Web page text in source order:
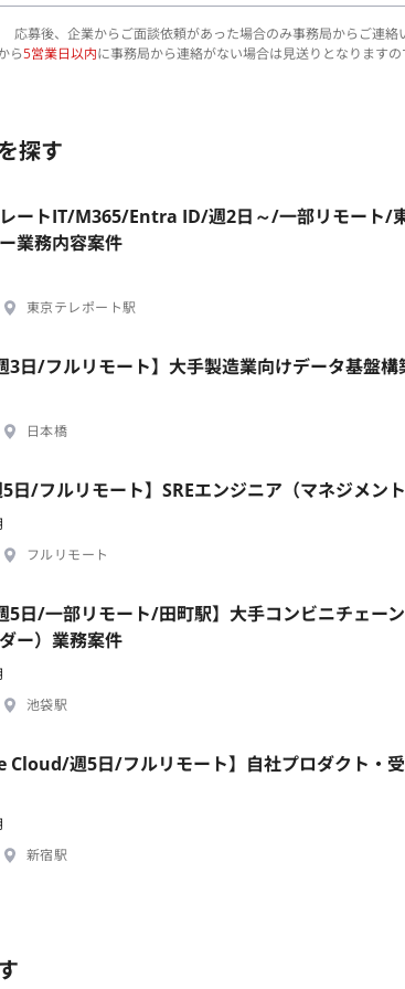
応募後、企業からご面談依頼があった場合のみ事務局からご連絡
ら5営業日以内に事務局から連絡がない場合は見送りとなりますの
探す
レートIT/M365/Entra ID/週2日～/一部リモート/
業務内容案件
東京テレポート駅
3日/フルリモート】大手製造業向けデータ基盤
日本橋
5日/フルリモート】SREエンジニア（マネジメン
フルリモート
5日/一部リモート/田町駅】大手コンビニチェー
ー）業務案件
池袋駅
Cloud/週5日/フルリモート】自社プロダクト・
新宿駅